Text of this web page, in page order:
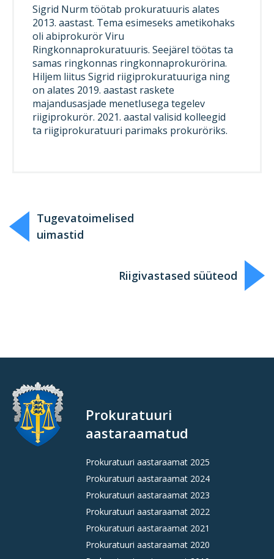
Sigrid Nurm töötab prokuratuuris alates
2013. aastast. Tema esimeseks ametikohaks
oli abiprokurör Viru
Ringkonnaprokuratuuris. Seejärel töötas ta
samas ringkonnas ringkonnaprokurörina.
Hiljem liitus Sigrid riigiprokuratuuriga ning
on alates 2019. aastast raskete
majandusasjade menetlusega tegelev
riigiprokurör. 2021. aastal valisid kolleegid
ta riigiprokuratuuri parimaks prokuröriks.
Tugevatoimelised
uimastid
Riigivastased süüteod
Prokuratuuri
aastaraamatud
Prokuratuuri aastaraamat 2025
Prokuratuuri aastaraamat 2024
Prokuratuuri aastaraamat 2023
Prokuratuuri aastaraamat 2022
Prokuratuuri aastaraamat 2021
Prokuratuuri aastaraamat 2020